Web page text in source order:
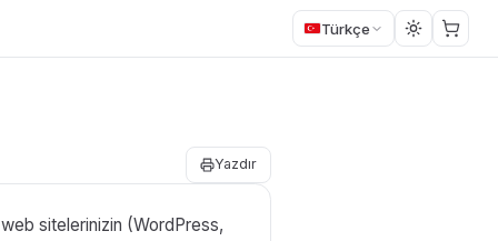
Türkçe
Yazdır
web sitelerinizin (WordPress,